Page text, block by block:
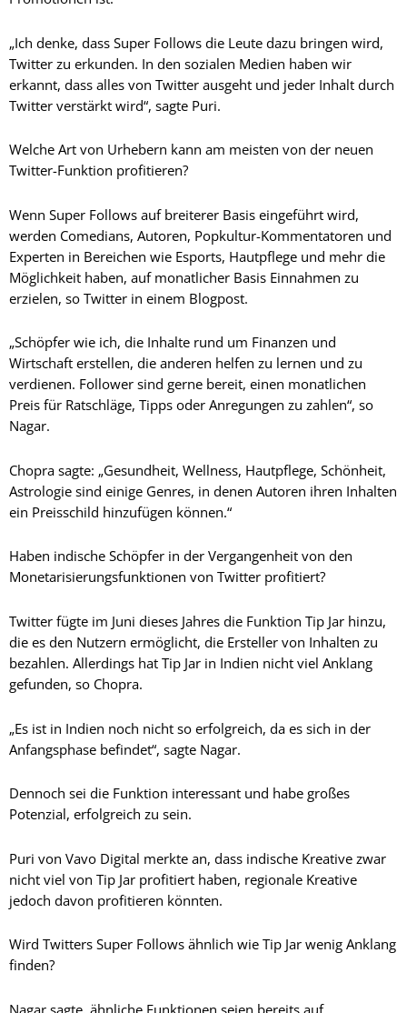
„Ich denke, dass Super Follows die Leute dazu bringen wird,
Twitter zu erkunden. In den sozialen Medien haben wir
erkannt, dass alles von Twitter ausgeht und jeder Inhalt durch
Twitter verstärkt wird“, sagte Puri.
Welche Art von Urhebern kann am meisten von der neuen
Twitter-Funktion profitieren?
Wenn Super Follows auf breiterer Basis eingeführt wird,
werden Comedians, Autoren, Popkultur-Kommentatoren und
Experten in Bereichen wie Esports, Hautpflege und mehr die
Möglichkeit haben, auf monatlicher Basis Einnahmen zu
erzielen, so Twitter in einem Blogpost.
„Schöpfer wie ich, die Inhalte rund um Finanzen und
Wirtschaft erstellen, die anderen helfen zu lernen und zu
verdienen. Follower sind gerne bereit, einen monatlichen
Preis für Ratschläge, Tipps oder Anregungen zu zahlen“, so
Nagar.
Chopra sagte: „Gesundheit, Wellness, Hautpflege, Schönheit,
Astrologie sind einige Genres, in denen Autoren ihren Inhalten
ein Preisschild hinzufügen können.“
Haben indische Schöpfer in der Vergangenheit von den
Monetarisierungsfunktionen von Twitter profitiert?
Twitter fügte im Juni dieses Jahres die Funktion Tip Jar hinzu,
die es den Nutzern ermöglicht, die Ersteller von Inhalten zu
bezahlen. Allerdings hat Tip Jar in Indien nicht viel Anklang
gefunden, so Chopra.
„Es ist in Indien noch nicht so erfolgreich, da es sich in der
Anfangsphase befindet“, sagte Nagar.
Dennoch sei die Funktion interessant und habe großes
Potenzial, erfolgreich zu sein.
Puri von Vavo Digital merkte an, dass indische Kreative zwar
nicht viel von Tip Jar profitiert haben, regionale Kreative
jedoch davon profitieren könnten.
Wird Twitters Super Follows ähnlich wie Tip Jar wenig Anklang
finden?
Nagar sagte, ähnliche Funktionen seien bereits auf